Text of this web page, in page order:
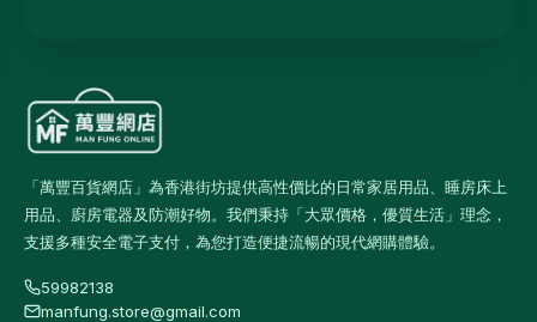
「萬豐百貨網店」為香港街坊提供高性價比的日常家居用品、睡房床上
用品、廚房電器及防潮好物。我們秉持「大眾價格，優質生活」理念，
支援多種安全電子支付，為您打造便捷流暢的現代網購體驗。
59982138
manfung.store@gmail.com